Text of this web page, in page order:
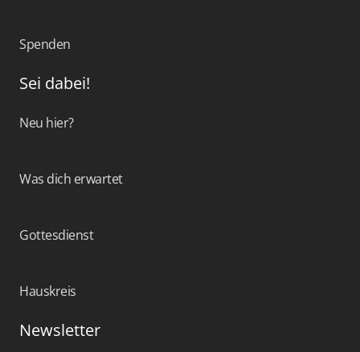
Spenden
Sei dabei!
Neu hier?
Was dich erwartet
Gottesdienst
Hauskreis
Newsletter